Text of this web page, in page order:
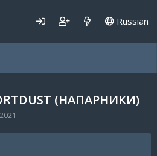
Russian
(НАПАРНИКИ)